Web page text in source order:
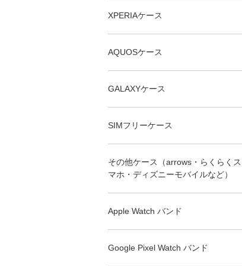
XPERIAケース
AQUOSケース
GALAXYケース
SIMフリーケース
その他ケース（arrows・らくらくス
マホ・ディズニーモバイルなど）
Apple Watch バンド
Google Pixel Watch バンド